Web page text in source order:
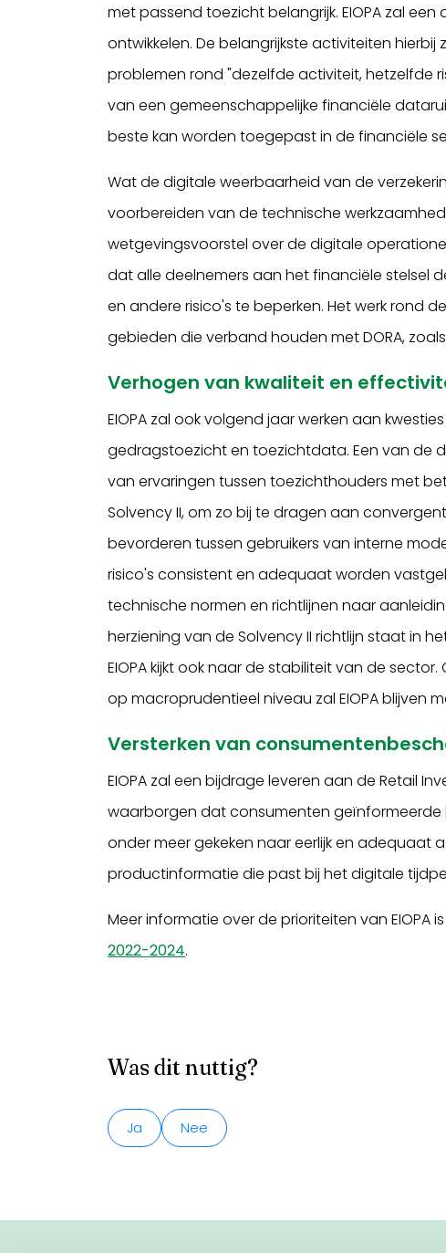
met passend toezicht belangrijk. EIOPA zal
ontwikkelen. De belangrijkste activiteiten
problemen rond "dezelfde activiteit, hetzelfde
van een gemeenschappelijke financiële
beste kan worden toegepast in de financiële
Wat de digitale weerbaarheid van de
voorbereiden van de technische
wetgevingsvoorstel over de digitale
dat alle deelnemers aan het financiële stelsel
en andere risico's te beperken. Het werk rond
gebieden die verband houden met DORA,
Verhogen van kwaliteit en
EIOPA zal ook volgend jaar werken aan
gedragstoezicht en toezichtdata. Een van de
van ervaringen tussen toezichthouders met
Solvency II, om zo bij te dragen aan
bevorderen tussen gebruikers van interne
risico's consistent en adequaat worden
technische normen en richtlijnen naar
herziening van de Solvency II richtlijn staat in
EIOPA kijkt ook naar de stabiliteit van de
op macroprudentieel niveau zal EIOPA blijven
Versterken van
EIOPA zal een bijdrage leveren aan de Retail
waarborgen dat consumenten geïnformeerde
onder meer gekeken naar eerlijk en adequaat
productinformatie die past bij het digitale
Meer informatie over de prioriteiten van EIOPA
2022-2024.
Was dit nuttig?
Ja Nee